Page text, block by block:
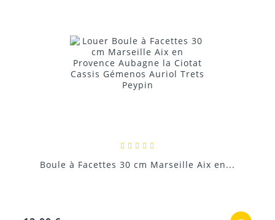
Boule à Facettes 30 cm Marseille Aix en...